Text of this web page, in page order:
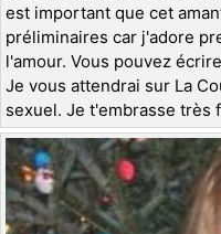
est important que cet
préliminaires car j'adore
l'amour. Vous pouvez
Je vous attendrai sur La
sexuel. Je t'embrasse très